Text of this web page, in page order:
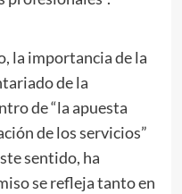
la importancia de la
de la
de “la apuesta
de los servicios”
sentido, ha
se refleja tanto en